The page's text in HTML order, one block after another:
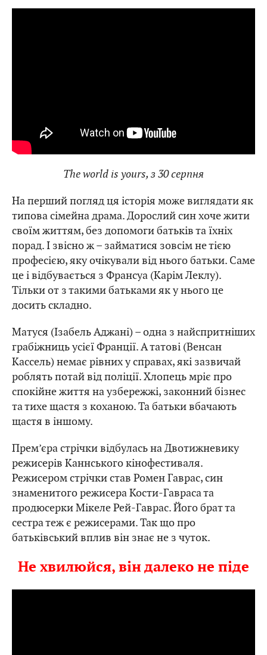
The world is yours, з 30 серпня
На перший погляд ця історія може виглядати як
типова сімейна драма. Дорослий син хоче жити
своїм життям, без допомоги батьків та їхніх
порад. І звісно ж – займатися зовсім не тією
професією, яку очікували від нього батьки. Саме
це і відбувається з Франсуа (Карім Леклу).
Тільки от з такими батьками як у нього це
досить складно.
Матуся (Ізабель Аджані) – одна з найспритніших
грабіжниць усієї Франції. А татові (Венсан
Кассель) немає рівних у справах, які зазвичай
роблять потай від поліції. Хлопець мріє про
спокійне життя на узбережжі, законний бізнес
та тихе щастя з коханою. Та батьки вбачають
щастя в іншому.
Прем’єра стрічки відбулась на Двотижневику
режисерів Каннського кінофестиваля.
Режисером стрічки став Ромен Гаврас, син
знаменитого режисера Кости-Гавраса та
продюсерки Мікеле Рей-Гаврас. Його брат та
сестра теж є режисерами. Так що про
батьківський вплив він знає не з чуток.
Не хвилюйся, він далеко не піде